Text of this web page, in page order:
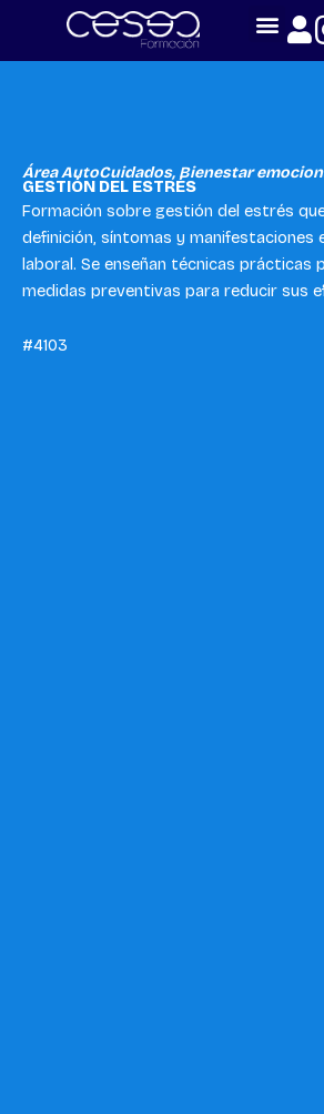
content
Área AutoCuidados, Bienestar
GESTIÓN DEL ESTRÉS
Formación sobre gestión del estrés
definición, síntomas y manifestaciones
laboral. Se enseñan técnicas prácticas
medidas preventivas para reducir sus
#4103